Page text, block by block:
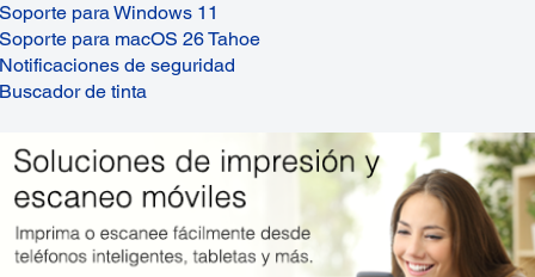
Soporte para Windows 11
Soporte para macOS 26 Tahoe
Notificaciones de seguridad
Buscador de tinta